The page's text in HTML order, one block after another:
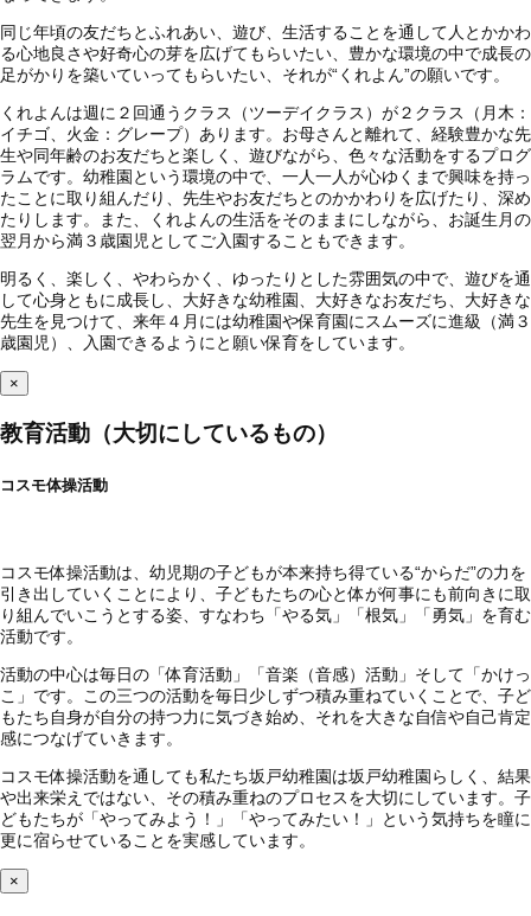
同じ年頃の友だちとふれあい、遊び、生活することを通して人とかかわ
る心地良さや好奇心の芽を広げてもらいたい、豊かな環境の中で成長の
足がかりを築いていってもらいたい、それが“くれよん”の願いです。
くれよんは週に２回通うクラス（ツーデイクラス）が２クラス（月木：
イチゴ、火金：グレープ）あります。お母さんと離れて、経験豊かな先
生や同年齢のお友だちと楽しく、遊びながら、色々な活動をするプログ
ラムです。幼稚園という環境の中で、一人一人が心ゆくまで興味を持っ
たことに取り組んだり、先生やお友だちとのかかわりを広げたり、深め
たりします。また、くれよんの生活をそのままにしながら、お誕生月の
翌月から満３歳園児としてご入園することもできます。
明るく、楽しく、やわらかく、ゆったりとした雰囲気の中で、遊びを通
して心身ともに成長し、大好きな幼稚園、大好きなお友だち、大好きな
先生を見つけて、来年４月には幼稚園や保育園にスムーズに進級（満３
歳園児）、入園できるようにと願い保育をしています。
×
教育活動（大切にしているもの）
コスモ体操活動
コスモ体操活動は、幼児期の子どもが本来持ち得ている“からだ”の力を
引き出していくことにより、子どもたちの心と体が何事にも前向きに取
り組んでいこうとする姿、すなわち「やる気」「根気」「勇気」を育む
活動です。
活動の中心は毎日の「体育活動」「音楽（音感）活動」そして「かけっ
こ」です。この三つの活動を毎日少しずつ積み重ねていくことで、子ど
もたち自身が自分の持つ力に気づき始め、それを大きな自信や自己肯定
感につなげていきます。
コスモ体操活動を通しても私たち坂戸幼稚園は坂戸幼稚園らしく、結果
や出来栄えではない、その積み重ねのプロセスを大切にしています。子
どもたちが「やってみよう！」「やってみたい！」という気持ちを瞳に
更に宿らせていることを実感しています。
×